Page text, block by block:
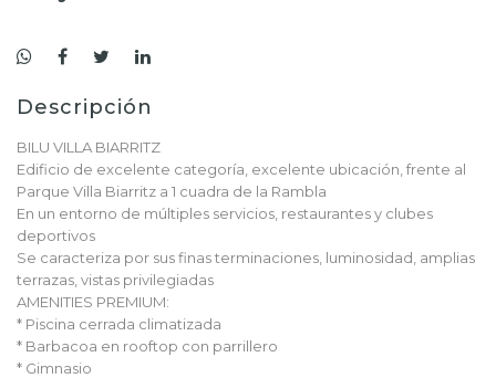
Descripción
BILU VILLA BIARRITZ
Edificio de excelente categoría, excelente ubicación, frente al
Parque Villa Biarritz a 1 cuadra de la Rambla
En un entorno de múltiples servicios, restaurantes y clubes
deportivos
Se caracteriza por sus finas terminaciones, luminosidad, amplias
terrazas, vistas privilegiadas
AMENITIES PREMIUM:
* Piscina cerrada climatizada
* Barbacoa en rooftop con parrillero
* Gimnasio